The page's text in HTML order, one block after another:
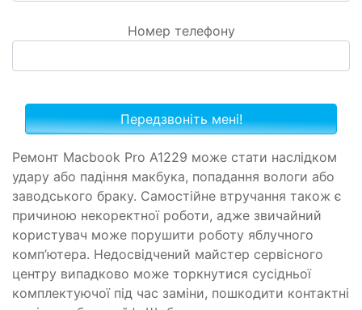
Номер телефону
Ремонт Macbook Pro A1229 може стати наслідком
удару або падіння макбука, попадання вологи або
заводського браку. Самостійне втручання також є
причиною некоректної роботи, адже звичайний
користувач може порушити роботу яблучного
комп’ютера. Недосвідчений майстер сервісного
центру випадково може торкнутися сусідньої
комплектуючої під час заміни, пошкодити контактні